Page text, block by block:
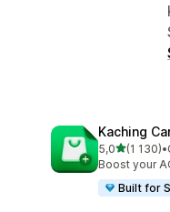
Kaching
5,0av 5(1 130)
Totalt 1130 •
Boost your
Built for